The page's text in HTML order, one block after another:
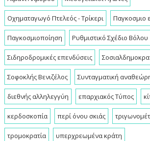
Οχηματαγωγό Πτελεός - Τρίκερι Παγκοσμιο
Παγκοσμιοποίηση Ρυθμιστικό Σχέδιο Βόλου
Σιδηροδρομικές επενδύσεις
Σοφοκλής Βενιζέλος Συνταγματική
διεθνής αλληλεγγύη επαρχιακός Τύπος
κερδοσκοπία περί όνου σκιάς
τρομοκρατία υπερχρεωμένα κράτη